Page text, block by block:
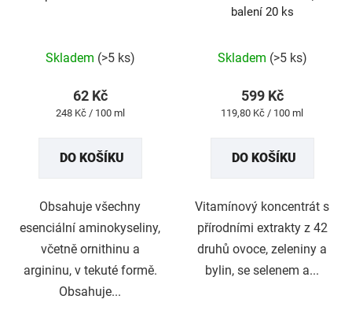
hodnocení
je
5
Skladem (>5 ks)
62 Kč
Měrná
248 Kč / 100 ml
DO KOŠÍKU
Obsahuje všechny
esenciální aminokyseliny,
včetně ornithinu a
argininu, v tekuté formě.
Obsahuje...
balení 20 ks
hodnocení
je
5
Skladem (>5 ks)
599 Kč
Měrná
119,80 Kč / 100 ml
DO KOŠÍKU
Vitamínový koncentrát s
přírodními extrakty z 42
druhů ovoce, zeleniny a
bylin, se selenem a...